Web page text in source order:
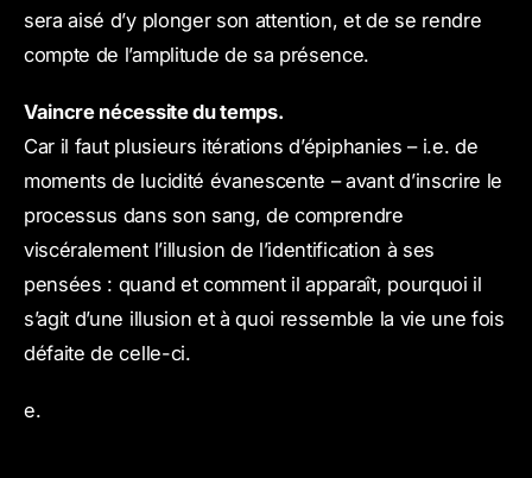
sera aisé d’y plonger son attention, et de se rendre
compte de l’amplitude de sa présence.
Vaincre nécessite du temps.
Car il faut plusieurs itérations d’épiphanies – i.e. de
moments de lucidité évanescente – avant d’inscrire le
processus dans son sang, de comprendre
viscéralement l’illusion de l’identification à ses
pensées : quand et comment il apparaît, pourquoi il
s’agit d’une illusion et à quoi ressemble la vie une fois
défaite de celle-ci.
e.